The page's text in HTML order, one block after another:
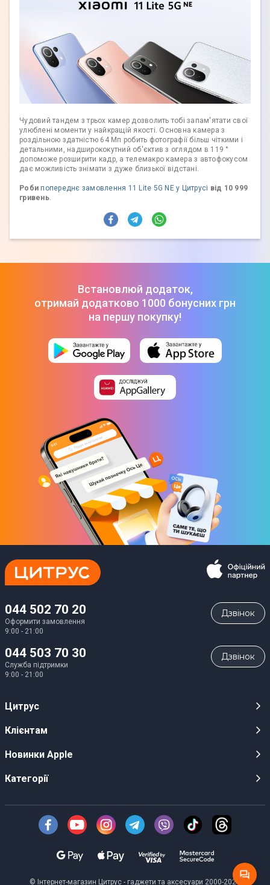
Чудовий тандем з трьох камер дозволить тобі запам'ятати свої
улюблені моменти у найкращій якості. Основна камера з
роздільною здатністю 64 Мп робить фотографії більш чіткими і
детальними, надширококутний об'єктив з оглядом в 119 °
допоможе розширити кадр, а телемакро камера з автофокусом
дає можливість знімати з дуже близької відстані.
Робипопереднє замовлення 11 Lite 5G NE у Цитрусі від 10 999
гривень.
Встановлюй додаток,
отримай додатково 1000 бонусних грн
на першу покупку!
044 502 70 20
Оформити замовлення
9:00 - 21:00
Дзвiнок
044 503 70 30
Служба підтримки
9:00 - 21:00
Дзвiнок
Цитрус
Кар’єра
Оптовим клієнтам
Про Компанію
Безготівковий розрахунок
Клієнтам
Публічні оферти
Інструкції та прошивки
Доставка
Новинки Apple
iPhone 17
iPhone 17 Pro Max
iPhone Air
Категорії
Техніка Apple
Смартфони
Техніка для кухні
© Інтернет-магазин Цитрус - гаджети та аксесуари 2000-2026